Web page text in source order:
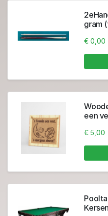
gram
€ 0,00
een
€ 5,00